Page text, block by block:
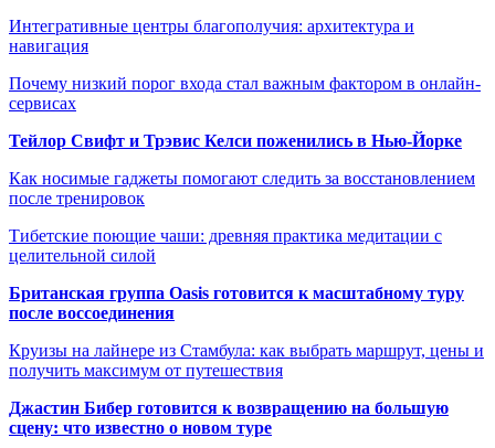
Интегративные центры благополучия: архитектура и
навигация
Почему низкий порог входа стал важным фактором в онлайн-
сервисах
Тейлор Свифт и Трэвис Келси поженились в Нью-Йорке
Как носимые гаджеты помогают следить за восстановлением
после тренировок
Тибетские поющие чаши: древняя практика медитации с
целительной силой
Британская группа Oasis готовится к масштабному туру
после воссоединения
Круизы на лайнере из Стамбула: как выбрать маршрут, цены и
получить максимум от путешествия
Джастин Бибер готовится к возвращению на большую
сцену: что известно о новом туре